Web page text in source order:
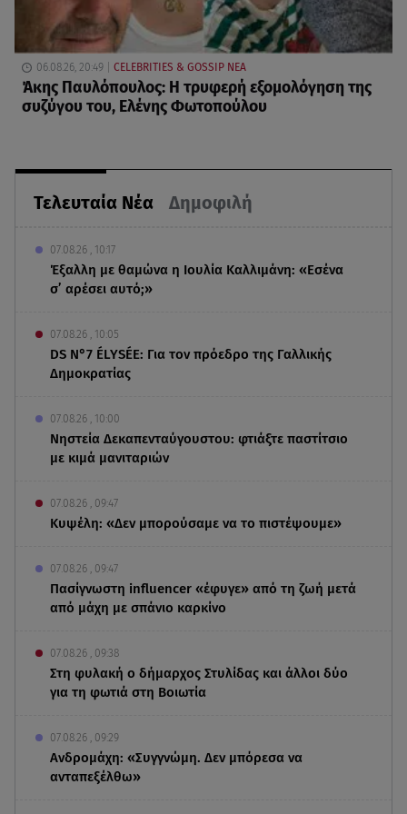
Τελευταία Νέα Δημοφιλή
07.08.26 , 10:17
Έξαλλη με θαμώνα η Ιουλία Καλλιμάνη: «Εσένα
σ’ αρέσει αυτό;»
07.08.26 , 10:05
DS N°7 ÉLYSÉE: Για τον πρόεδρο της Γαλλικής
Δημοκρατίας
07.08.26 , 10:00
Νηστεία Δεκαπενταύγουστου: φτιάξτε παστίτσιο
με κιμά μανιταριών
07.08.26 , 09:47
Κυψέλη: «Δεν μπορούσαμε να το πιστέψουμε»
07.08.26 , 09:47
Πασίγνωστη influencer «έφυγε» από τη ζωή μετά
από μάχη με σπάνιο καρκίνο
07.08.26 , 09:38
Στη φυλακή ο δήμαρχος Στυλίδας και άλλοι δύο
για τη φωτιά στη Βοιωτία
07.08.26 , 09:29
Ανδρομάχη: «Συγγνώμη. Δεν μπόρεσα να
ανταπεξέλθω»
06.08.26, 20:49 CELEBRITIES & GOSSIP ΝΕΑ
Άκης Παυλόπουλος: Η τρυφερή εξομολόγηση της
συζύγου του, Ελένης Φωτοπούλου